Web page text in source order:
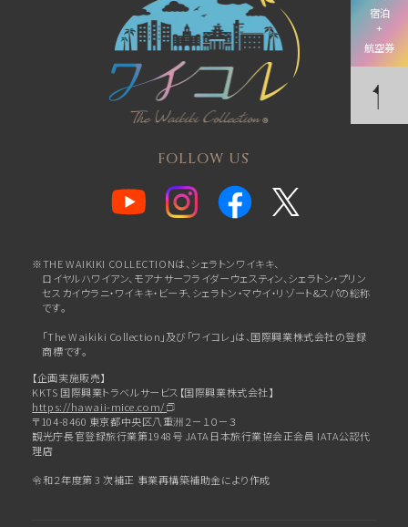
FOLLOW US
※THE WAIKIKI COLLECTIONは、シェラトンワイキキ、
ロイヤルハワイアン、 モアナサーフライダーウェスティン、シェラトン・プリン
セスカイウラニ・ワイキキ・ビーチ、 シェラトン・マウイ・リゾート&スパの総称
です。
「The Waikiki Collection」及び「ワイコレ」は、国際興業株式会社の登録
商標です。
【企画実施販売】
KKTS 国際興業トラベルサービス【国際興業株式会社】
https://hawaii-mice.com/
〒104-8460 東京都中央区八重洲２－１０－３
観光庁長官登録旅行業第1948号 JATA日本旅行業協会正会員 IATA公認代
理店
令和２年度第 3 次補正 事業再構築補助金により作成
宿泊
+
航空券